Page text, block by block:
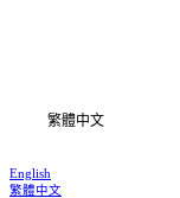
繁體中文
English
繁體中文